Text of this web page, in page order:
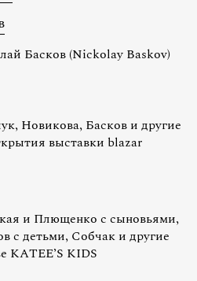
Басков (Nickolay Baskov)
Новикова, Басков и другие
выставки blazar
и Плющенко с сыновьями,
с детьми, Собчак и другие
KATEE’S KIDS